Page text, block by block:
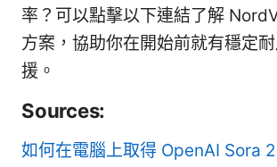
率？可以點擊以下連結了解
方案，協助你在開始前就有穩定
援。
Sources:
如何在電腦上取得 OpenAI Sora